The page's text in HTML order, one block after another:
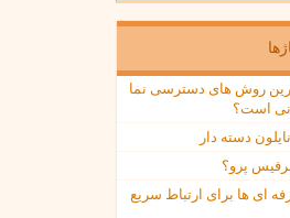
روش های دسترسی نما
است؟
دسته دار
پرو؟
ای ها برای ارتباط سریع